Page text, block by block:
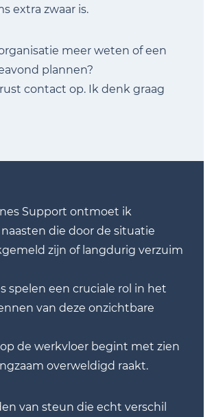
extra zwaar is.
meer weten of een
plannen?
contact op. Ik denk graag
Support ontmoet ik
die door de situatie
zijn of langdurig verzuim
spelen een cruciale rol in het
van deze onzichtbare
de werkvloer begint met zien
overweldigd raakt.
van steun die echt verschil